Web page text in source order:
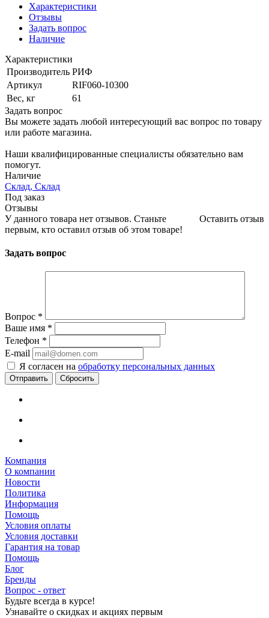
Характеристики
Отзывы
Задать вопрос
Наличие
Характеристики
Производитель РИФ
Артикул
RIF060-10300
Вес, кг
61
Задать вопрос
Вы можете задать любой интересующий вас вопрос по товару
или работе магазина.
Наши квалифицированные специалисты обязательно вам
помогут.
Наличие
Склад, Склад
Под заказ
Отзывы
Оставить отзыв
У данного товара нет отзывов. Станьте
первым, кто оставил отзыв об этом товаре!
Задать вопрос
Вопрос *
Ваше имя *
Телефон *
E-mail
Я согласен на обработку персональных данных
Сбросить
Компания
О компании
Новости
Политика
Информация
Помощь
Условия оплаты
Условия доставки
Гарантия на товар
Помощь
Блог
Бренды
Вопрос - ответ
Будьте всегда в курсе!
Узнавайте о скидках и акциях первым